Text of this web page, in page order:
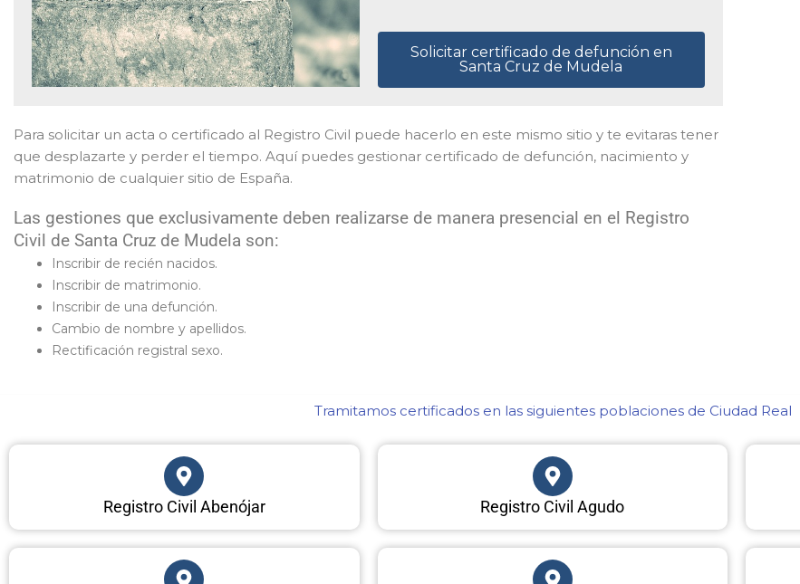
Solicitar certificado de defunción en
Santa Cruz de Mudela
Para solicitar un acta o certificado al Registro Civil puede hacerlo en este mismo sitio y te evitaras tener
que desplazarte y perder el tiempo. Aquí puedes gestionar certificado de defunción, nacimiento y
matrimonio de cualquier sitio de España.
Las gestiones que exclusivamente deben realizarse de manera presencial en el Registro
Civil de Santa Cruz de Mudela son:
Inscribir de recién nacidos.
Inscribir de matrimonio.
Inscribir de una defunción.
Cambio de nombre y apellidos.
Rectificación registral sexo.
Tramitamos certificados en las siguientes poblaciones de Ciudad Real​
Registro Civil Abenójar Registro Civil Agudo